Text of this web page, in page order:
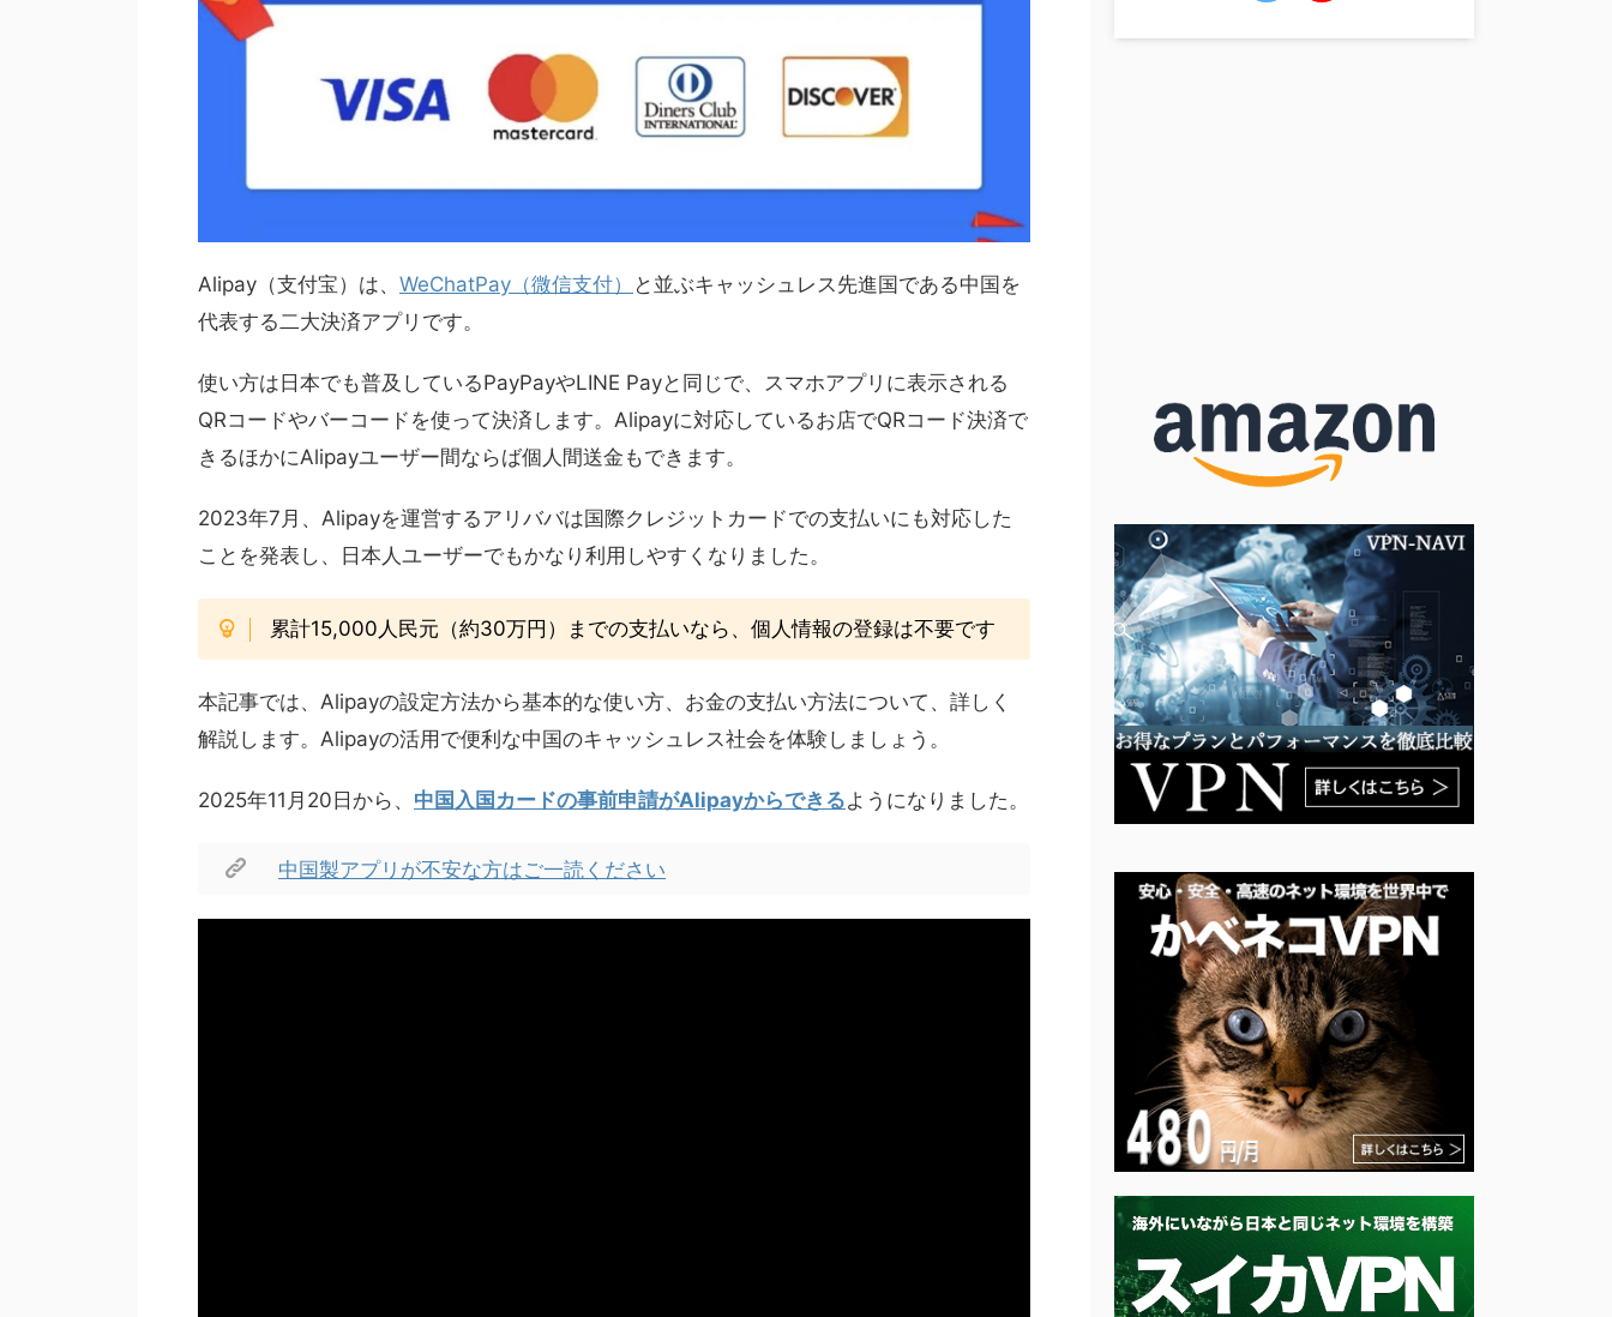
Alipay（支付宝）は、 WeChatPay（微信支付）
と並ぶキャッシュレス先進国である中国を
代表する二大決済アプリです。
使い方は日本でも普及しているPayPayやLINE Payと同じで、スマホアプリに表示される
QRコードやバーコードを使って決済します。Alipayに対応しているお店でQRコード決済で
きるほかにAlipayユーザー間ならば個人間送金もできます。
2023年7月、Alipayを運営するアリババは国際クレジットカードでの支払いにも対応した
ことを発表し、日本人ユーザーでもかなり利用しやすくなりました。
累計15,000人民元（約30万円）までの支払いなら、個人情報の登録は不要です
本記事では、Alipayの設定方法から基本的な使い方、お金の支払い方法について、詳しく
解説します。Alipayの活用で便利な中国のキャッシュレス社会を体験しましょう。
2025年11月20日から、 中国入国カードの事前申請がAlipayからできるようになりました。
中国製アプリが不安な方はご一読ください